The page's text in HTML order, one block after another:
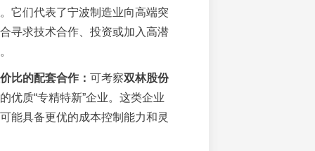
。它们代表了宁波制造业向高端突
寻求技术合作、投资或加入高潜
比的配套合作： 可考察双林股份
优质“专精特新”企业。这类企业
能具备更优的成本控制能力和灵